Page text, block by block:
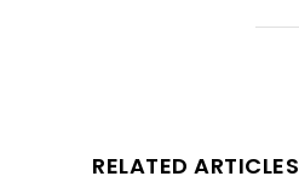
RELATED ARTICLES